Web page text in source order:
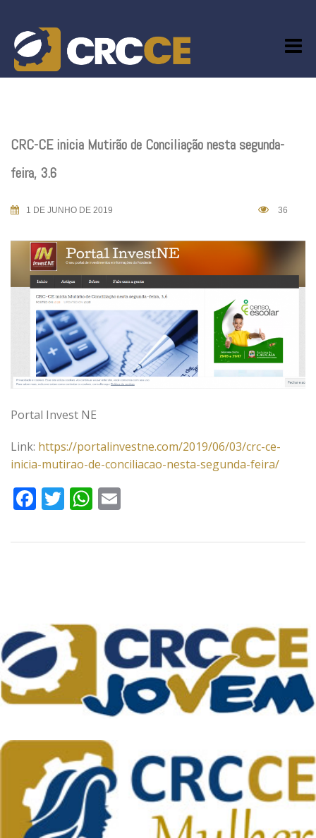
content
CRC-CE inicia Mutirão de Conciliação nesta segunda-
feira, 3.6
1 DE JUNHO DE 2019 36
Portal Invest NE
Link: https://portalinvestne.com/2019/06/03/crc-ce-
inicia-mutirao-de-conciliacao-nesta-segunda-feira/
Facebook
TwitterWhatsApp